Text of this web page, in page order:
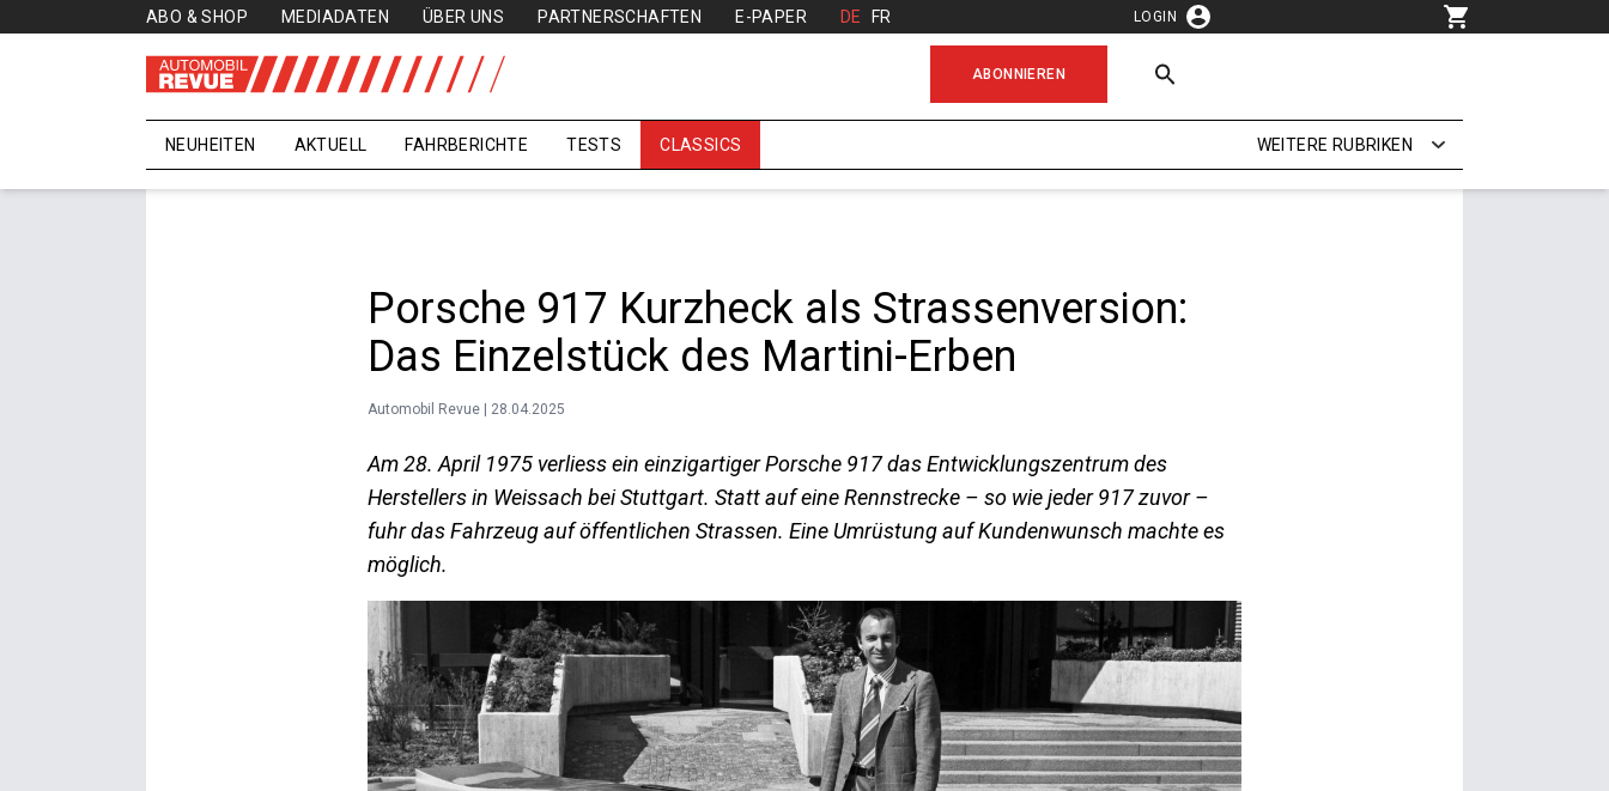
ABO & SHOP MEDIADATEN ÜBER UNS PARTNERSCHAFTEN E-PAPER DE FR LOGIN
ABONNIEREN
NEUHEITEN AKTUELL FAHRBERICHTE TESTS CLASSICS WEITERE RUBRIKEN
Porsche 917 Kurzheck als Strassenversion:
Das Einzelstück des Martini-Erben
Automobil Revue | 28.04.2025
Am 28. April 1975 verliess ein einzigartiger Porsche 917 das Entwicklungszentrum des
Herstellers in Weissach bei Stuttgart. Statt auf eine Rennstrecke – so wie jeder 917 zuvor –
fuhr das Fahrzeug auf öffentlichen Strassen. Eine Umrüstung auf Kundenwunsch machte es
möglich.